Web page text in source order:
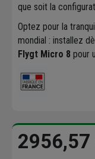
que soit la
Optez pour la
mondial : installez
Flygt Micro 8 pour
2956,57